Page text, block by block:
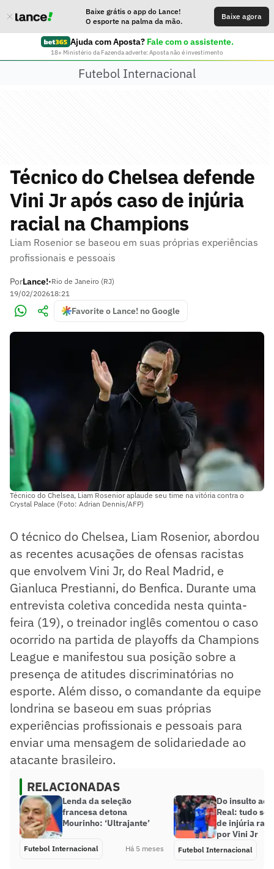
Baixe grátis o app do Lance!
O esporte na palma da mão.
Baixe agora
Ajuda com Aposta? Fale com o assistente.
18+ Ministério da Fazenda adverte: Aposta não é investimento
Futebol Internacional
Técnico do Chelsea defende
Vini Jr após caso de injúria
racial na Champions
Liam Rosenior se baseou em suas próprias experiências
profissionais e pessoais
PorLance!•Rio de Janeiro (RJ)
19/02/202618:21
Favorite o Lance! no Google
Técnico do Chelsea, Liam Rosenior aplaude seu time na vitória contra o
Crystal Palace (Foto: Adrian Dennis/AFP)
O técnico do Chelsea, Liam Rosenior, abordou
as recentes acusações de ofensas racistas
que envolvem Vini Jr, do Real Madrid, e
Gianluca Prestianni, do Benfica. Durante uma
entrevista coletiva concedida nesta quinta-
feira (19), o treinador inglês comentou o caso
ocorrido na partida de playoffs da Champions
League e manifestou sua posição sobre a
presença de atitudes discriminatórias no
esporte. Além disso, o comandante da equipe
londrina se baseou em suas próprias
experiências profissionais e pessoais para
enviar uma mensagem de solidariedade ao
atacante brasileiro.
RELACIONADAS
Lenda da seleção
francesa detona
Mourinho: ‘Ultrajante’
Futebol Internacional Há 5 meses
Do insulto ao
Real: tudo
de injúria
por Vini Jr
Futebol Internacional